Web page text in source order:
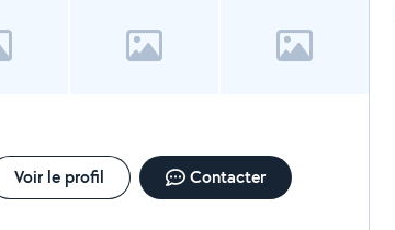
Voir le profil Contacter